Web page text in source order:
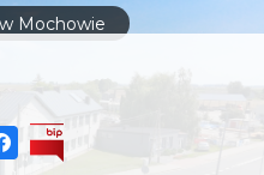
Mochowie